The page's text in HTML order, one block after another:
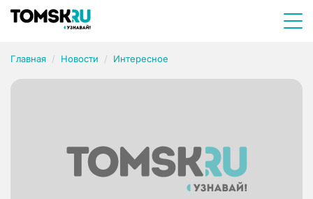
Главная Новости Интересное